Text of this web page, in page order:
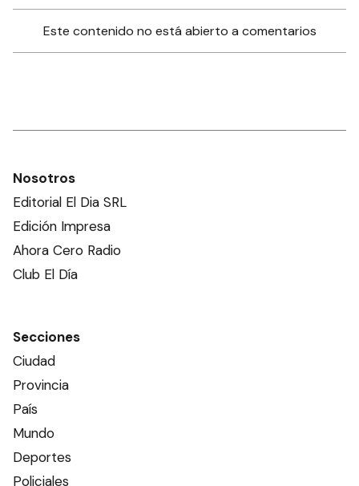
Este contenido no está abierto a comentarios
Nosotros
Editorial El Dia SRL
Edición Impresa
Ahora Cero Radio
Club El Día
Secciones
Ciudad
Provincia
País
Mundo
Deportes
Policiales